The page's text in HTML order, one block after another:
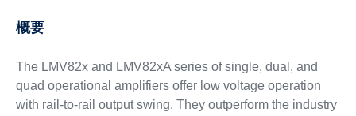
概要
The LMV82x and LMV82xA series of single, dual, and
quad operational amplifiers offer low voltage operation
with rail-to-rail output swing. They outperform the industry